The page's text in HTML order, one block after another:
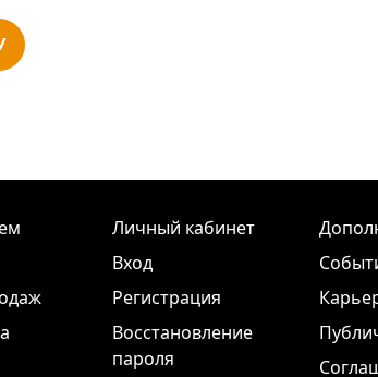
Личный кабинет
Вход
Регистрация
Восстановление
пароля